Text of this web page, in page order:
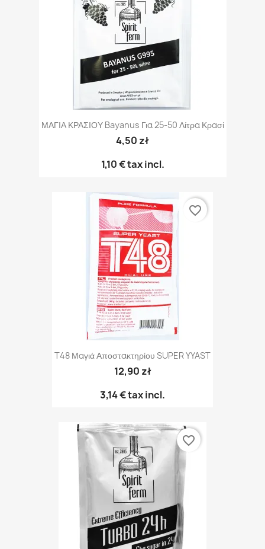
ΜΑΓΙΑ ΚΡΑΣΙΟΥ Bayanus Για 25-50 Λίτρα Κρασί
4,50 zł
1,10 €tax incl.
T48 Μαγιά Αποστακτηρίου SUPER YYAST
12,90 zł
3,14 €tax incl.
favorite_border
favorite_border